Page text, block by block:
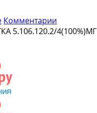
Комментарии
5.106.120.2/4(100%)МГ